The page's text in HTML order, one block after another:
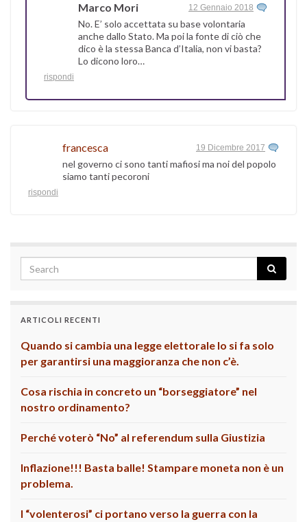
Marco Mori 12 Gennaio 2018
No. E’ solo accettata su base volontaria
anche dallo Stato. Ma poi la fonte di ciò che
dico è la stessa Banca d’Italia, non vi basta?
Lo dicono loro…
rispondi
francesca 19 Dicembre 2017
nel governo ci sono tanti mafiosi ma noi del popolo
siamo tanti pecoroni
rispondi
ARTICOLI RECENTI
Quando si cambia una legge elettorale lo si fa solo
per garantirsi una maggioranza che non c’è.
Cosa rischia in concreto un “borseggiatore” nel
nostro ordinamento?
Perché voterò “No” al referendum sulla Giustizia
Inflazione!!! Basta balle! Stampare moneta non è un
problema.
I “volenterosi” ci portano verso la guerra con la